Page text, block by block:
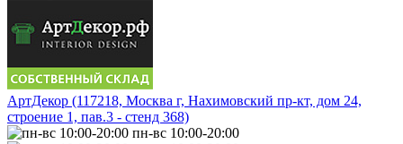
АртДекор (117218, Москва г, Нахимовский пр-кт, дом 24,
строение 1, пав.3 - стенд 368)
пн-вс 10:00-20:00